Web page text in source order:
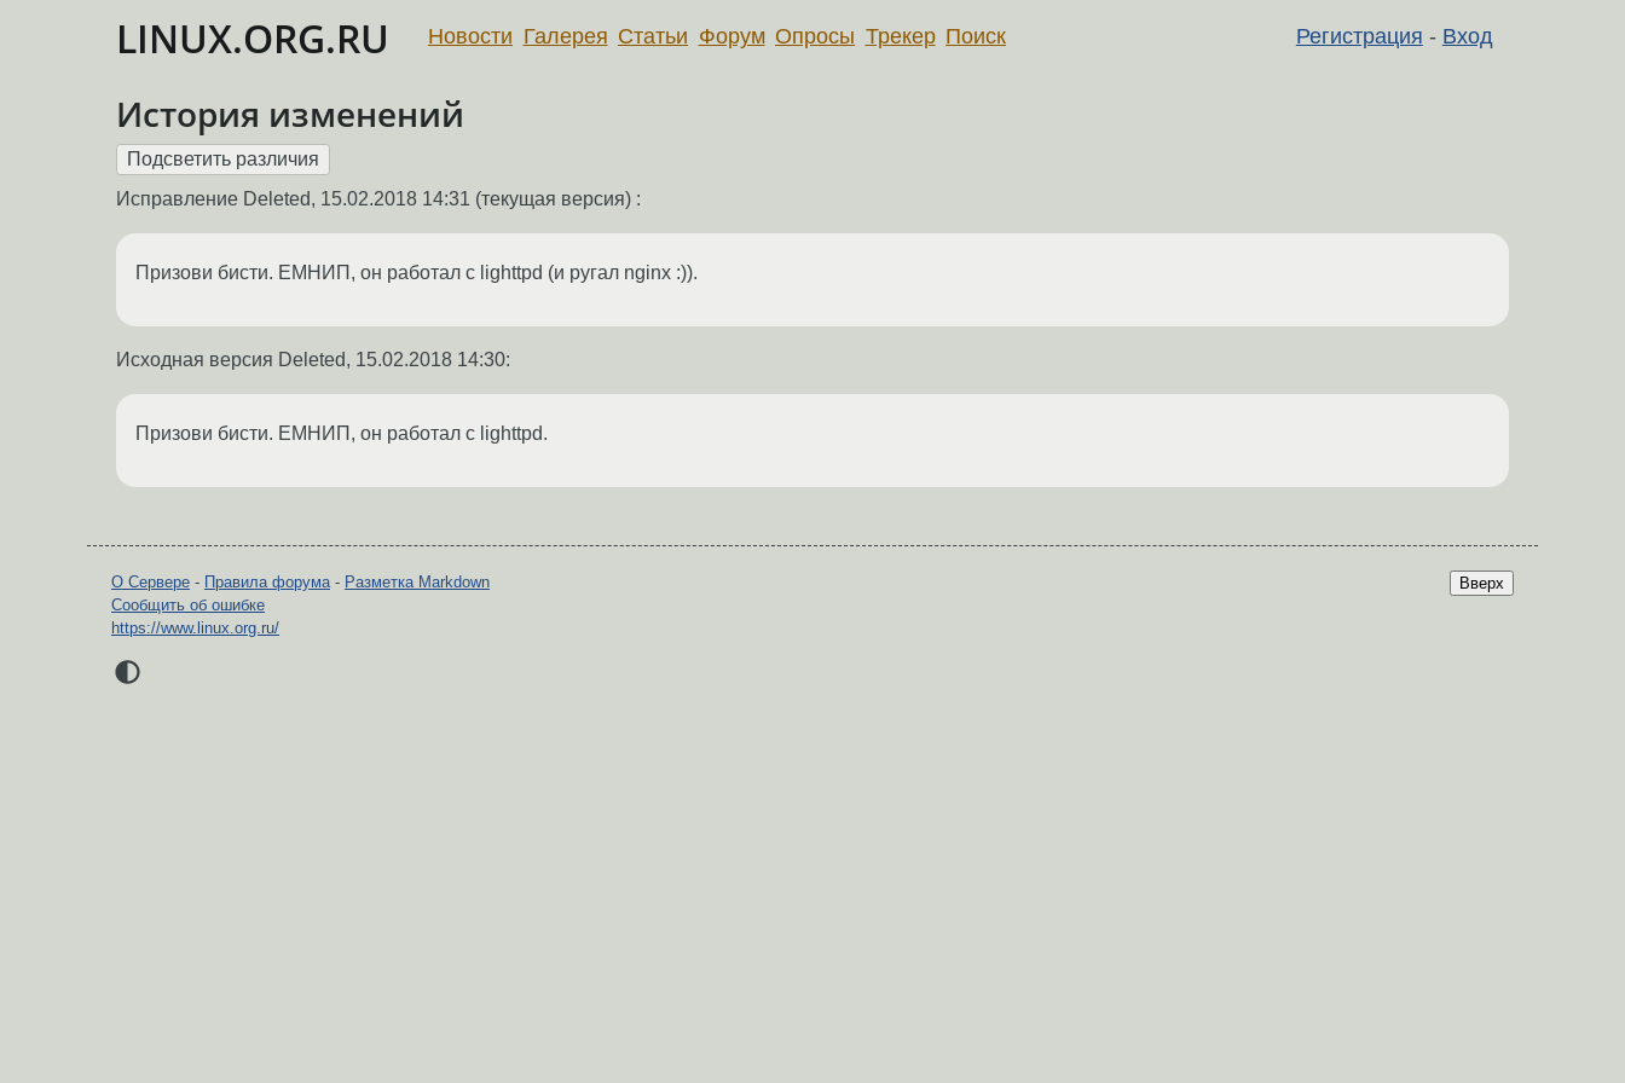
LINUX.ORG.RU Регистрация - Вход
Новости Галерея Статьи Форум Опросы Трекер Поиск
История изменений
Исправление Deleted, 15.02.2018 14:31 (текущая версия) :
Призови бисти. ЕМНИП, он работал с lighttpd (и ругал nginx :)).
Исходная версия Deleted, 15.02.2018 14:30:
Призови бисти. ЕМНИП, он работал с lighttpd.
Вверх
О Сервере - Правила форума- Разметка Markdown
Сообщить об ошибке
https://www.linux.org.ru/